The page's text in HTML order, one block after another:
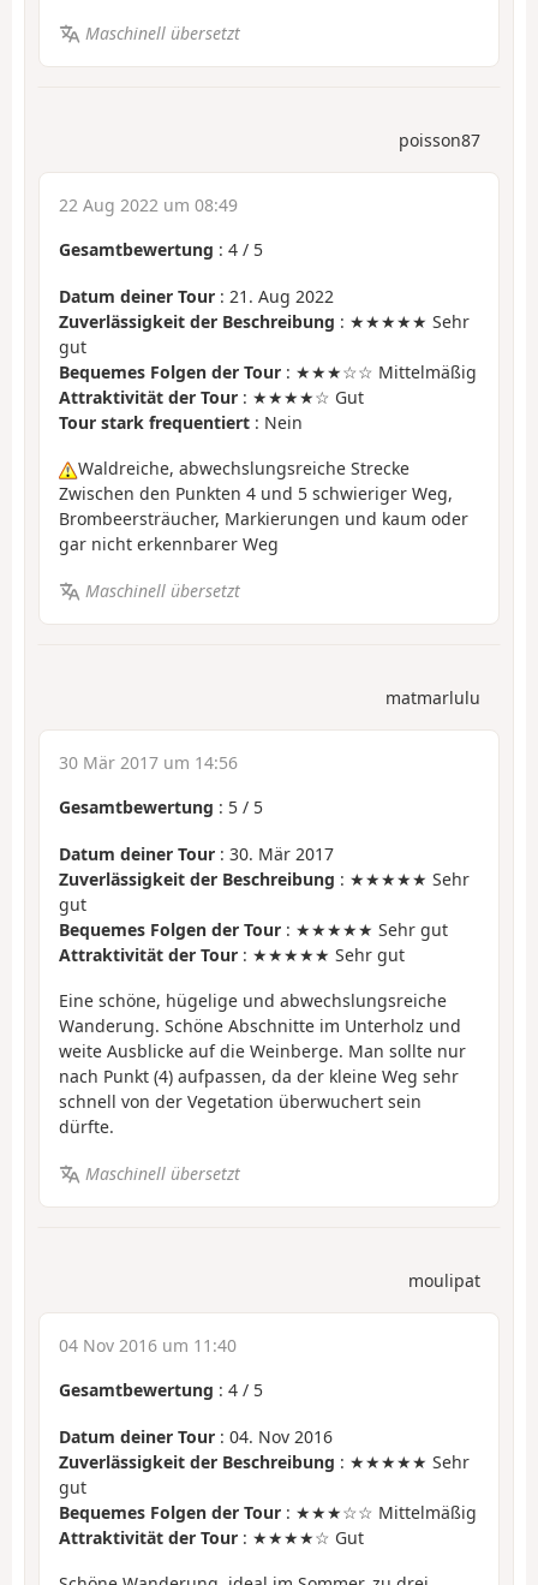
Maschinell übersetzt
poisson87
22 Aug 2022 um 08:49
Gesamtbewertung : 4 / 5
Datum deiner Tour : 21. Aug 2022
Zuverlässigkeit der Beschreibung : ★★★★★ Sehr
gut
Bequemes Folgen der Tour : ★★★☆☆ Mittelmäßig
Attraktivität der Tour : ★★★★☆ Gut
Tour stark frequentiert : Nein
Waldreiche, abwechslungsreiche Strecke
Zwischen den Punkten 4 und 5 schwieriger Weg,
Brombeersträucher, Markierungen und kaum oder
gar nicht erkennbarer Weg
Maschinell übersetzt
matmarlulu
30 Mär 2017 um 14:56
Gesamtbewertung : 5 / 5
Datum deiner Tour : 30. Mär 2017
Zuverlässigkeit der Beschreibung : ★★★★★ Sehr
gut
Bequemes Folgen der Tour : ★★★★★ Sehr gut
Attraktivität der Tour : ★★★★★ Sehr gut
Eine schöne, hügelige und abwechslungsreiche
Wanderung. Schöne Abschnitte im Unterholz und
weite Ausblicke auf die Weinberge. Man sollte nur
nach Punkt (4) aufpassen, da der kleine Weg sehr
schnell von der Vegetation überwuchert sein
dürfte.
Maschinell übersetzt
moulipat
04 Nov 2016 um 11:40
Gesamtbewertung : 4 / 5
Datum deiner Tour : 04. Nov 2016
Zuverlässigkeit der Beschreibung : ★★★★★ Sehr
gut
Bequemes Folgen der Tour : ★★★☆☆ Mittelmäßig
Attraktivität der Tour : ★★★★☆ Gut